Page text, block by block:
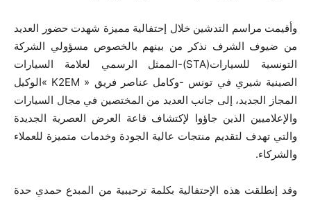
وأقيمت مراسم التدشين خلال إحتفالية مميزة شهدت حضور العديد
من ضيوف الشرف نذكر من بينهم بالخصوص مسؤولي الشركة
التونسية للسيارات(STA)-الممثل الرسمي لعلامة السيارات
الصينية شيري في تونس -وكامل عناصر فريق « K2EM »الوكيل
المجاز الجديد، إلى جانب العديد من المختصين في مجال السيارات
والإعلاميين الذين جاؤوا لإكتشاف قاعة العرض العصرية الجديدة
والتي تهدف لتقديم منتجات عالية الجودة وخدمات متميزة للعملاء
والشركاء.
وقد إنطلقت هذه الإحتفالية بكلمة ترحيبية من المبدع حمدي حدة